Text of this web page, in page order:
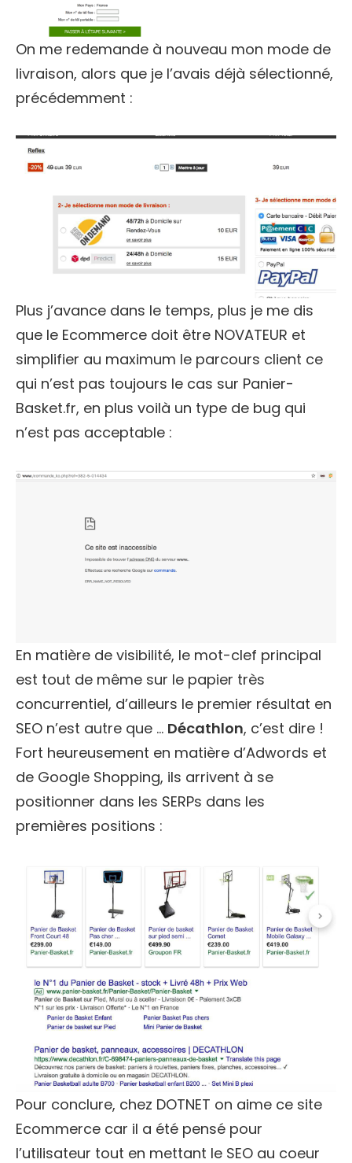
On me redemande à nouveau mon mode de
livraison, alors que je l’avais déjà sélectionné,
précédemment :
Plus j’avance dans le temps, plus je me dis
que le Ecommerce doit être NOVATEUR et
simplifier au maximum le parcours client ce
qui n’est pas toujours le cas sur Panier-
Basket.fr, en plus voilà un type de bug qui
n’est pas acceptable :
En matière de visibilité, le mot-clef principal
est tout de même sur le papier très
concurrentiel, d’ailleurs le premier résultat en
SEO n’est autre que … Décathlon, c’est dire !
Fort heureusement en matière d’Adwords et
de Google Shopping, ils arrivent à se
positionner dans les SERPs dans les
premières positions :
Pour conclure, chez DOTNET on aime ce site
Ecommerce car il a été pensé pour
l’utilisateur tout en mettant le SEO au coeur